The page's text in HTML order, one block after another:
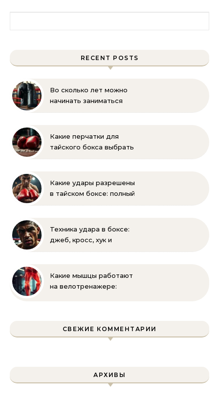
RECENT POSTS
Во сколько лет можно
начинать заниматься
Какие перчатки для
тайского бокса выбрать
Какие удары разрешены
в тайском боксе: полный
Техника удара в боксе:
джеб, кросс, хук и
Какие мышцы работают
на велотренажере:
СВЕЖИЕ КОММЕНТАРИИ
АРХИВЫ